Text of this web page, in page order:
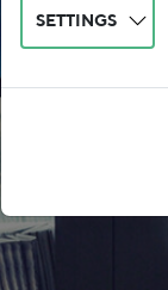
SETTINGS